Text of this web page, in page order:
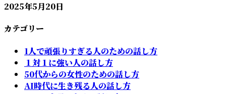
2025年5月20日
カテゴリー
1人で頑張りすぎる人のための話し方
１対１に強い人の話し方
50代からの女性のための話し方
AI時代に生き残る人の話し方